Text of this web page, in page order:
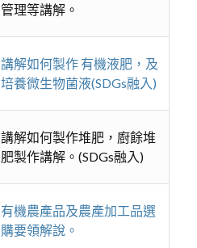
管理等講解。
講解如何製作 有機液肥，及
培養微生物菌液(SDGs融入)
講解如何製作堆肥，廚餘堆
肥製作講解。(SDGs融入)
有機農產品及農產加工品選
購要領解說。